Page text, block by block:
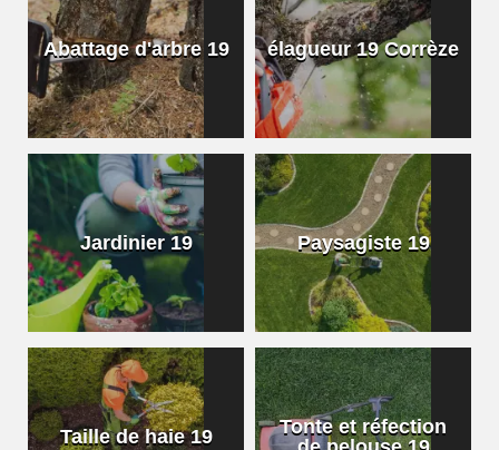
Abattage d'arbre 19 élagueur 19 Corrèze
Jardinier 19 Paysagiste 19
Taille de haie 19
Tonte et réfection